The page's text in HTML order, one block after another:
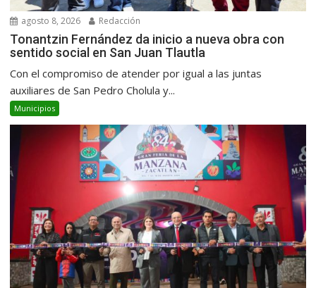
agosto 8, 2026 Redacción
Tonantzin Fernández da inicio a nueva obra con
sentido social en San Juan Tlautla
Con el compromiso de atender por igual a las juntas
auxiliares de San Pedro Cholula y...
Municipios